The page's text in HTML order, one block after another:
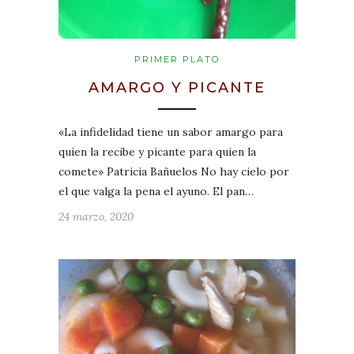
PRIMER PLATO
AMARGO Y PICANTE
«La infidelidad tiene un sabor amargo para
quien la recibe y picante para quien la
comete» Patricia Bañuelos No hay cielo por
el que valga la pena el ayuno. El pan…
24 marzo, 2020